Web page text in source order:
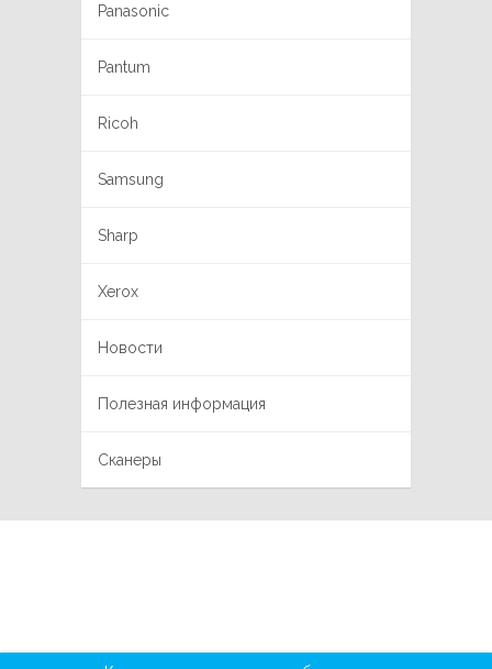
Panasonic
Pantum
Ricoh
Samsung
Sharp
Xerox
Новости
Полезная информация
Сканеры